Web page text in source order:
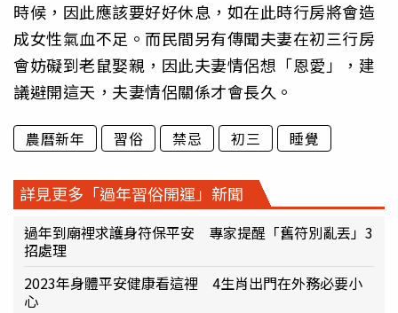
時候，因此應該要好好休息，如在此時行房將會造
成女性氣血不足。而民間另有傳聞夫妻在初三行房
會妨礙到老鼠娶親，因此夫妻情侶想「恩愛」，建
議避開這天，夫妻情侶關係才會長久。
農曆新年 習俗 禁忌 初三 睡覺
詳見更多「過年習俗開運」新聞
過年到廟裡求護身符保平安 專家提醒「舊符別亂丟」3
招處理
2023年身體平安健康看這裡 4生肖出門在外務必要小
心